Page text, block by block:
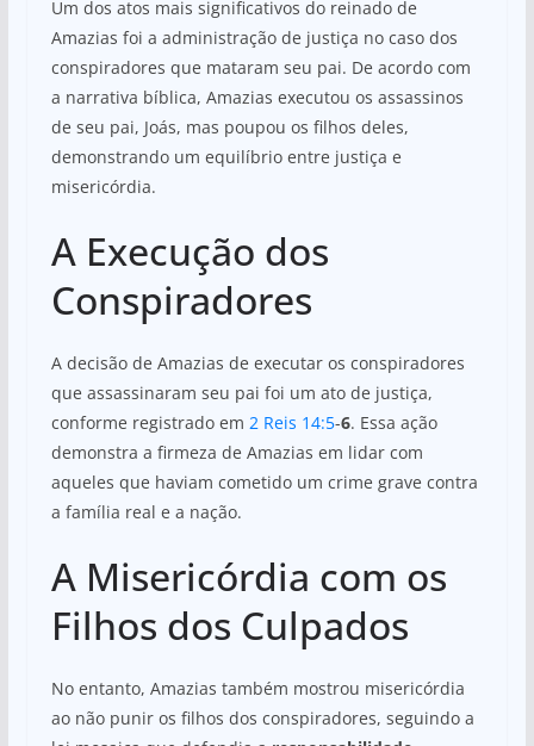
Um dos atos mais significativos do reinado de
Amazias foi a administração de justiça no caso dos
conspiradores que mataram seu pai. De acordo com
a narrativa bíblica, Amazias executou os assassinos
de seu pai, Joás, mas poupou os filhos deles,
demonstrando um equilíbrio entre justiça e
misericórdia.
A Execução dos
Conspiradores
A decisão de Amazias de executar os conspiradores
que assassinaram seu pai foi um ato de justiça,
conforme registrado em 2 Reis 14:5-6. Essa ação
demonstra a firmeza de Amazias em lidar com
aqueles que haviam cometido um crime grave contra
a família real e a nação.
A Misericórdia com os
Filhos dos Culpados
No entanto, Amazias também mostrou misericórdia
ao não punir os filhos dos conspiradores, seguindo a